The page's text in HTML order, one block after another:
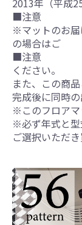
2013年（平成
■注意
※マットのお届
の場合はご
■注意
ください。
また、この商
完成後に同時の
※このフロアマ
※必ず年式と型
ご選択いただ